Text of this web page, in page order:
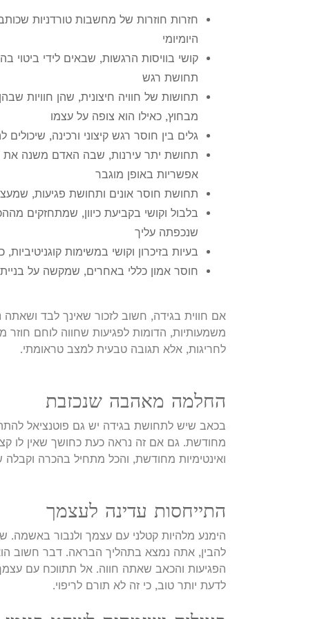
חזרות חוזרות של מחשבות טורדניות
היומיומי
קושי בוויסות הרגשות, שבאים לידי ביטוי
תחושת רגש
תחושות של חוויה חיצונית, שהן חוויות
מבחוץ, כאילו הוא צופה על עצמו
גלים בין חוסר רגש קיצוני ורכינה,
תחושת יתר עירנות, שבה האדם משנה את
אפשריות באופן מוגבר
תחושת חוסר אונים ותחושת פגיעות,
בלבול וקושי בקביעת כיוון, שמתחזקים
שנכפתה עליך
בעיות בזיכרון וקושי במשימות קוגניטיביות,
חוסר אמון כללי באחרים, שמקשה על בניית
אם חווית בגידה, חשוב לזכור שאינך לבד ושאתה
משמעותיות, הדומות לפגיעות שחווה לוחם חוזר
לחריגות, אלא תגובה טבעית למצב טראומתי.
החלמה מאהבה שנכזבת
בכאב שיש לתחושת בגידה יש גם פוטנציאל
מחודשת. גם אם זה נראה כעת כחושך שאין לו
ואינטימיות מחודשת, והכל מתחיל בהכרה
התייחסות עדינה לעצמך
הימנע מלהיות קטלני עם עצמך ולנבור באשמה.
להבין, אתה נמצא בתהליך הבראה. דבר חשוב
הפגיעות והכאב שאתה חווה. אל תתווכח עם
לדעת יותר טוב, כי זה לא תורם לריפוי.